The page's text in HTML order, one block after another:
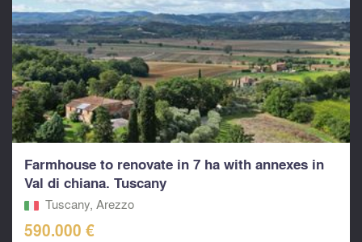
Farmhouse to renovate in 7 ha with annexes in
Val di chiana. Tuscany
Tuscany, Arezzo
590.000 €